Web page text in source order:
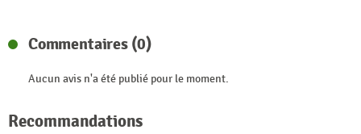
Commentaires (0)
Aucun avis n'a été publié pour le moment.
Recommandations